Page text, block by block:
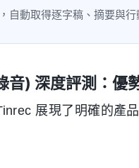
自動取得逐字稿、摘要與行
) 深度評測：優
展現了明確的產